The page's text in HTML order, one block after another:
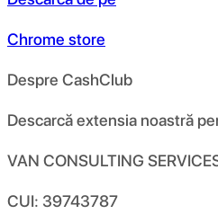
Chrome store
Despre CashClub
Descarcă extensia noastră
VAN CONSULTING
CUI: 39743787